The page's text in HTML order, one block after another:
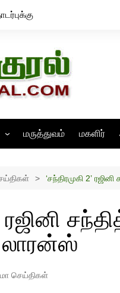
மருத்துவம் மகளிர்
‘சந்திரமுகி 2’
ரஜினி
லாரன்ஸ்
செய்திகள்